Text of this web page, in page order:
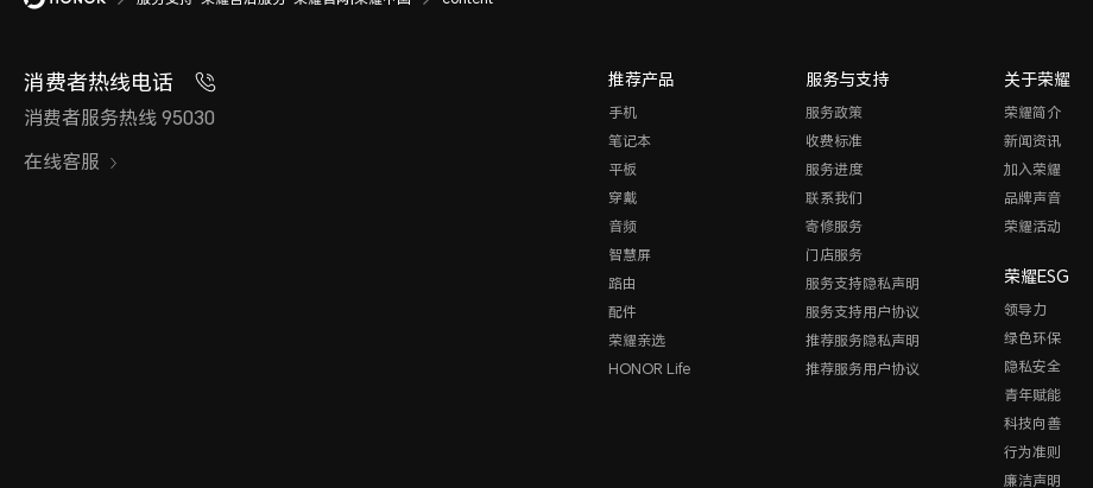
消费者热线电话
消费者服务热线 95030
在线客服
推荐产品
手机
笔记本
平板
穿戴
音频
智慧屏
路由
配件
荣耀亲选
HONOR Life
服务与支持
服务政策
收费标准
服务进度
联系我们
寄修服务
门店服务
服务支持隐私声明
服务支持用户协议
推荐服务隐私声明
推荐服务用户协议
关于荣耀
荣耀简介
新闻资讯
加入荣耀
品牌声音
荣耀活动
荣耀ESG
领导力
绿色环保
隐私安全
青年赋能
科技向善
行为准则
廉洁声明